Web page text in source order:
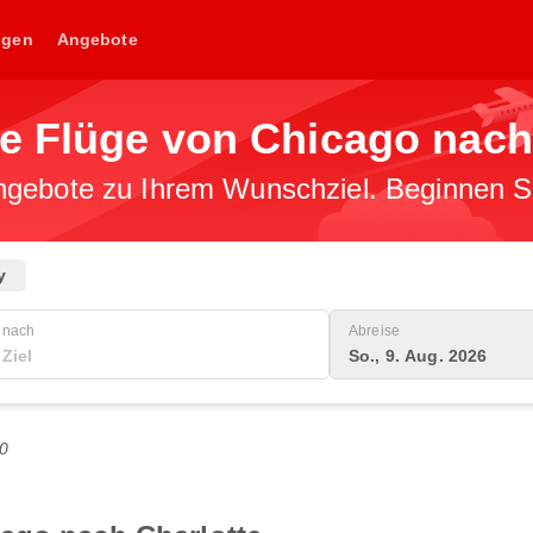
Angebote
Flüge von Chicago
zu Ihrem Wunschziel. Beginnen
nach Abreise
So., 9. Aug. 2026